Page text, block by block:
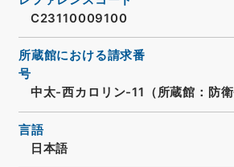
C23110009100
所蔵館における請求番
号
中太-西カロリン-11（所蔵館：防衛
言語
日本語